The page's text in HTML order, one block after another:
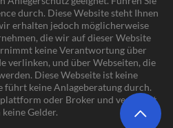
durch. Diese Website steht Ihnen
erhalten jedoch möglicherweise
die wir auf dieser Website
keine Verantwortung über
verlinken, und über Webseiten, die
Diese Webseite ist keine
führt keine Anlageberatung durch.
oder Broker und verwaltet
keine Gelder.